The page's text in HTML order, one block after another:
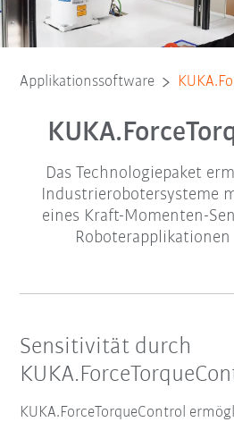
Applikationssoftware
Das Technologiepaket
Industrierobotersysteme
eines Kraft-Momenten-
Roboterapplikationen
Sensitivität durch
KUKA.ForceTorqueControl